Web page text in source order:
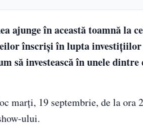
ajunge în această toamnă la
înscriși în lupta
să investească în unele
marți, 19 septembrie, de la ora
ului.